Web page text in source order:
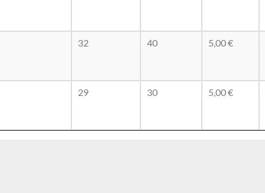
32 40 5,00 €
29 30 5,00 €